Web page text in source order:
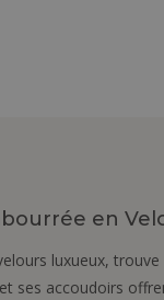
en
luxueux,
ses accoudoirs